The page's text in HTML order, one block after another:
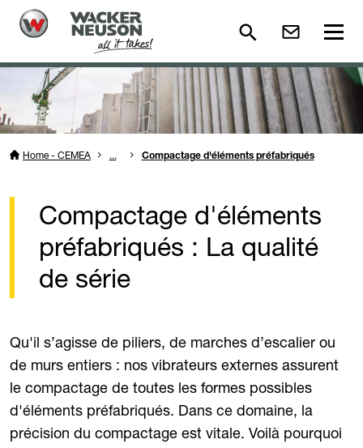
Home - CEMEA ... Compactage d'éléments préfabriqués
Compactage d'éléments
préfabriqués : La qualité
de série
Qu'il s’agisse de piliers, de marches d’escalier ou
de murs entiers : nos vibrateurs externes assurent
le compactage de toutes les formes possibles
d'éléments préfabriqués. Dans ce domaine, la
précision du compactage est vitale. Voilà pourquoi